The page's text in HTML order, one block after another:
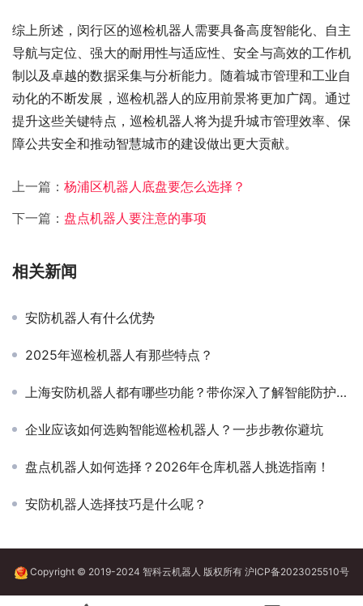
综上所述，闵行区的巡检机器人需要具备高度智能化、自主
导航与定位、强大的耐用性与适应性、安全与高效的工作机
制以及卓越的数据采集与分析能力。随着城市管理和工业自
动化的不断发展，巡检机器人的应用前景将更加广阔。通过
提升这些关键特点，巡检机器人将为提升城市管理效率、保
障公共安全和推动智慧城市的建设做出更大贡献。
上一篇： 杨浦区机器人底盘要怎么选择？
下一篇： 盘点机器人要注意的事项
相关新闻
安防机器人有什么优势
2025年巡检机器人有那些特点？
上海安防机器人都有哪些功能？带你深入了解智能防护的秘密
企业应该如何选购智能巡检机器人？一步步教你避坑
盘点机器人如何选择？2026年仓库机器人挑选指南！
安防机器人选择技巧是什么呢？
Copyright © 2019-2024 智科云机器人 版权所有 沪ICP备2023025510号